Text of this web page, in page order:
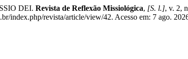
DEI. Revista de Reflexão Missiológica, [S. l.], v. 2,
index.php/revista/article/view/42. Acesso em: 7 ago.